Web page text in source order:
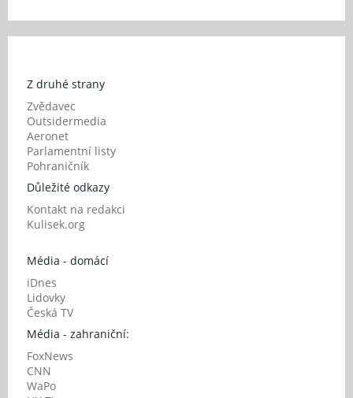
Z druhé strany
Zvědavec
Outsidermedia
Aeronet
Parlamentní listy
Pohraničník
Důležité odkazy
Kontakt na redakci
Kulisek.org
Média - domácí
iDnes
Lidovky
Česká TV
Média - zahraniční:
FoxNews
CNN
WaPo